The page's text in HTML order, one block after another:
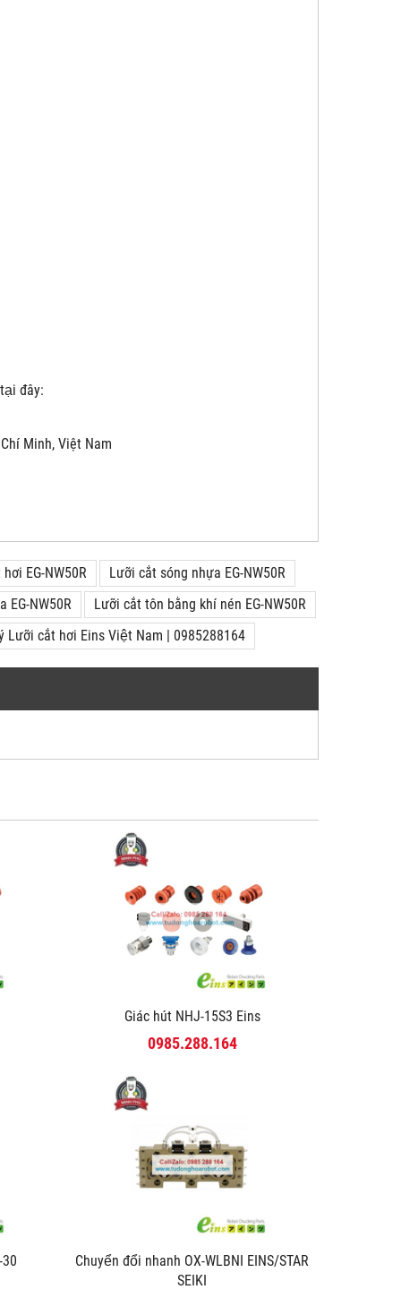
đây:
Minh, Việt Nam
EG-NW50R
Lưỡi cắt sóng nhựa EG-NW50R
NW50R
Lưỡi cắt tôn bằng khí nén EG-NW50R
Lưỡi cắt hơi Eins Việt Nam | 0985288164
Giác hút NHJ-15S3 Eins
0985.288.164
Chuyển đổi nhanh OX-WLBNI EINS/STAR
SEIKI